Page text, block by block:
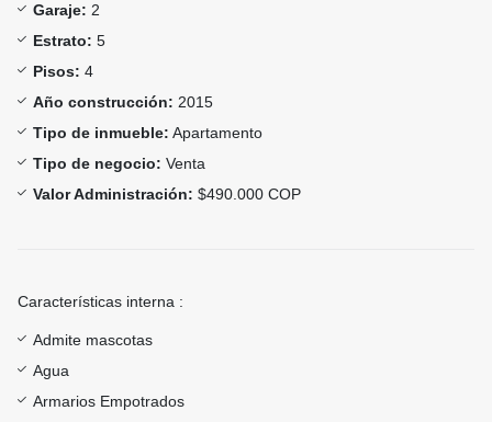
Garaje: 2
Estrato: 5
Pisos: 4
Año construcción: 2015
Tipo de inmueble: Apartamento
Tipo de negocio: Venta
Valor Administración: $490.000 COP
Características interna :
Admite mascotas
Agua
Armarios Empotrados